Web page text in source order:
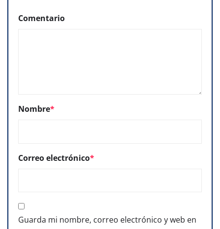
Comentario
Nombre*
Correo electrónico*
Guarda mi nombre, correo electrónico y web en